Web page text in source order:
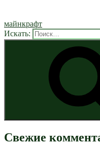
майнкрафт
Искать:
Свежие